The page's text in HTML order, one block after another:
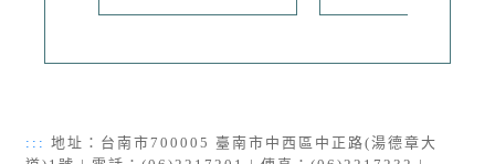
::: 地址：台南市700005 臺南市中西區中正路(湯德章大